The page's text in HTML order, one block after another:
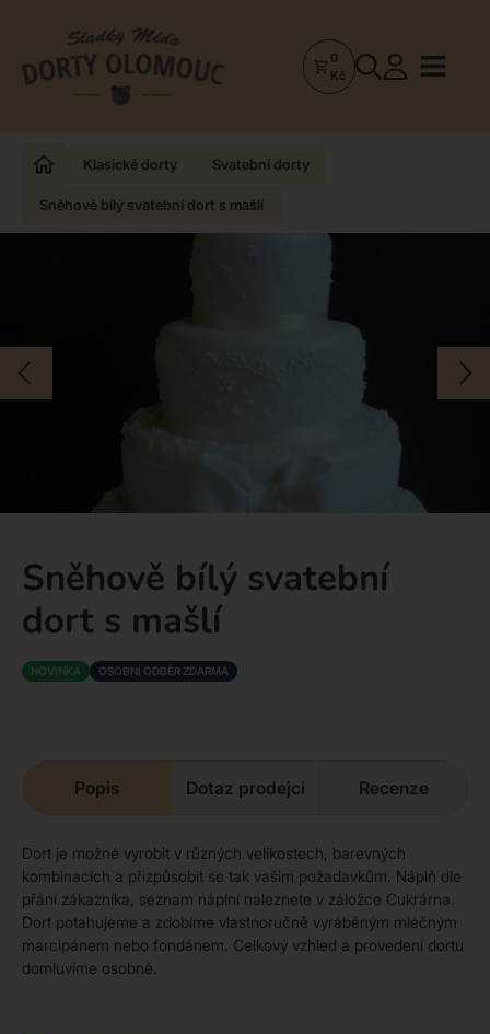
Dorty
Zakázkové
poctivá
0
Kč
Klasické dorty Svatební dorty
Sněhově bílý svatební dort s mašlí
Sněhově bílý svatební
dort s mašlí
NOVINKA OSOBNÍ ODBĚR ZDARMA
Popis Dotaz prodejci Recenze
Dort je možné vyrobit v různých velikostech, barevných
kombinacích a přizpůsobit se tak vašim požadavkům. Náplň dle
přání zákazníka, seznam náplní naleznete v záložce Cukrárna.
Dort potahujeme a zdobíme vlastnoručně vyráběným mléčným
marcipánem nebo fondánem. Celkový vzhled a provedení dortu
domluvíme osobně.